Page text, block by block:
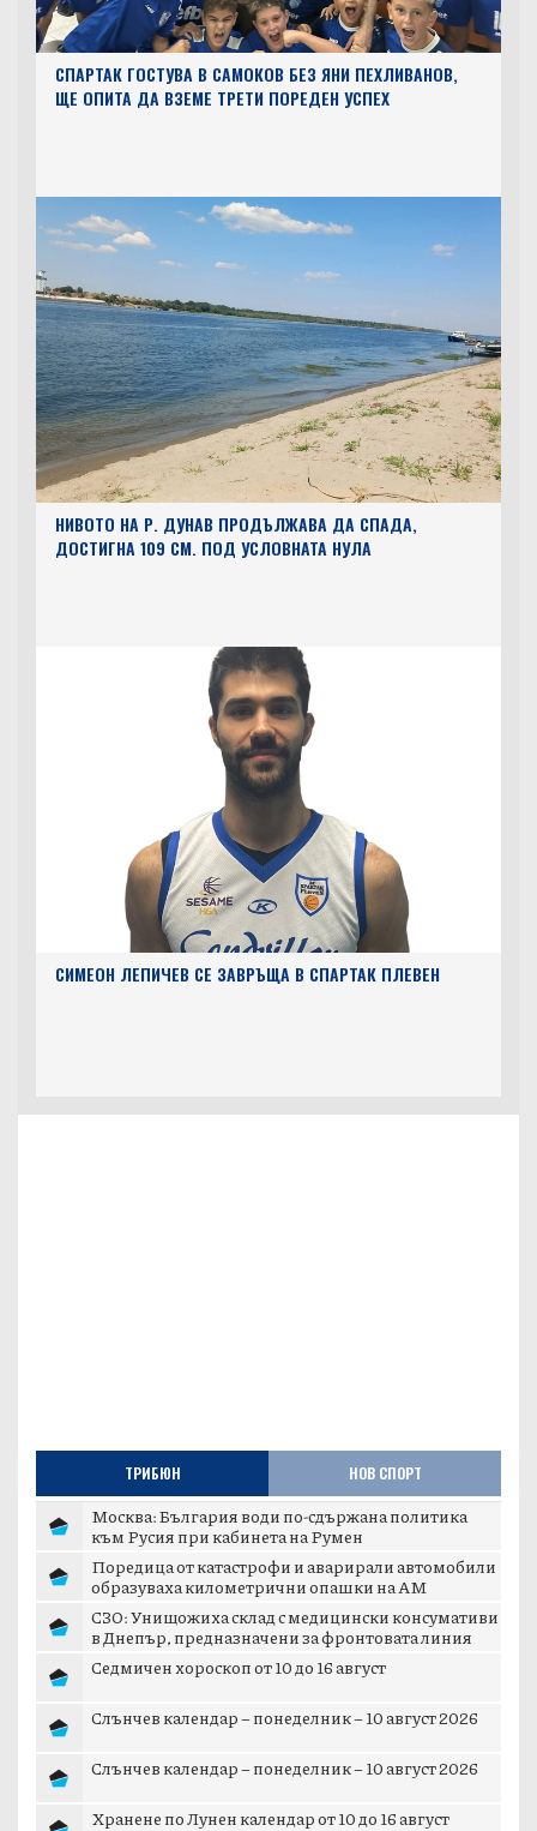
СПАРТАК ГОСТУВА В САМОКОВ БЕЗ ЯНИ ПЕХЛИВАНОВ,
ЩЕ ОПИТА ДА ВЗЕМЕ ТРЕТИ ПОРЕДЕН УСПЕХ
НИВОТО НА Р. ДУНАВ ПРОДЪЛЖАВА ДА СПАДА,
ДОСТИГНА 109 СМ. ПОД УСЛОВНАТА НУЛА
СИМЕОН ЛЕПИЧЕВ СЕ ЗАВРЪЩА В СПАРТАК ПЛЕВЕН
ТРИБЮН НОВ СПОРТ
Москва: България води по-сдържана политика
към Русия при кабинета на Румен
Поредица от катастрофи и аварирали автомобили
образуваха километрични опашки на АМ
СЗО: Унищожиха склад с медицински консумативи
в Днепър, предназначени за фронтовата линия
Седмичен хороскоп от 10 до 16 август
Слънчев календар – понеделник – 10 август 2026
Слънчев календар – понеделник – 10 август 2026
Хранене по Лунен календар от 10 до 16 август